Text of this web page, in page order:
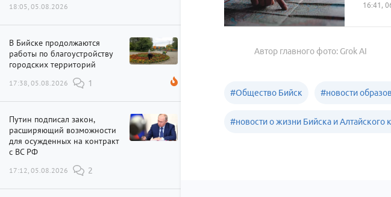
18:05, 05.08.2026
В Бийске продолжаются
работы по благоустройству
городских территорий
17:38, 05.08.2026 1
Путин подписал закон,
расширяющий возможности
для осужденных на контракт
с ВС РФ
17:12, 05.08.2026 2
16:41,
Автор главного фото: Grok AI
#Общество Бийск #новости
#новости о жизни Бийска и Алтайского